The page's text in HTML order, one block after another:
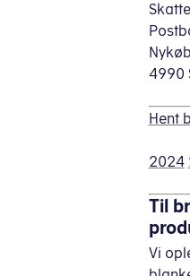
4990
Hent
2024
Til
Vi